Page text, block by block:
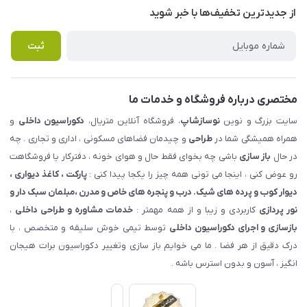
درباره ما
راهنما
پرسش های متداول
از جدید‌ترین تخفیف‌ها با‌ خبر شوید
ثبت
مختصری درباره فروشگاه و خدمات ما
سایت بزرگ و نویننوسازشاپ، فروشگاه آنلاین متریال، دکوراسیون داخلی و
همراه همیشگی شما درطراحی و چیدمان فضاهای مسکونی ، اداری و تجاری . چه
در حال باز سازی باشی چه بخوای فقط حال و هوای خونه ، دفترکار یا فروشگاهت
رو عوض کنی ، اینجا می تونی همه چیز را یکجا پیدا کنی :پارکت ، کاغذ دیواری ،
دیوار کوب و پرده های شیک. درب و پنجره های خاص و مدرن ،مبلمان سبک دار و
نور پردازی کاربردی و زیبا و از همه مهمتر : خدمات مشاوره و طراحی داخلی ،
بازسازی و اجرای دکوراسیون داخلی توسط تیمی خوش سلیقه و متخصص ، با
درک دقیق از هر فضا . ما می خوایم باز سازی وتغییر دکوراسیون برات هیجان
انگیز ، آسون و بدون استرس باشه .